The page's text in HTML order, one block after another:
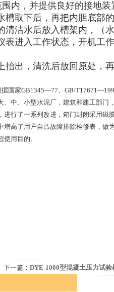
内，并提供良好的接地装
槽取下后，再把内胆底部
洁水后放入槽架内，（水
表进入工作状态，开机工
出，清洗后放回原处，
国家GB1345—77、GB/
中、小型水泥厂，建筑和建工部门
行了一系列改进，箱门封闭采用磁
高了用户自己故障排除检修表，做
用目的。
下一篇： DYE-1000型混凝土压力试验